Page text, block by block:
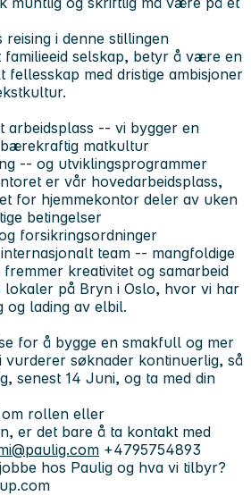
reising i denne stillingen
familieeid selskap, betyr å være en
fellesskap med dristige ambisjoner
arbeidsplass -- vi bygger en
matkultur
-- og utviklingsprogrammer
er vår hovedarbeidsplass,
for hjemmekontor deler av uken
betingelser
forsikringsordninger
team -- mangfoldige
kreativitet og samarbeid
lokaler på Bryn i Oslo, hvor vi har
og lading av elbil.
for å bygge en smakfull og mer
søknader kontinuerlig, så
senest 14 Juni, og ta med din
rollen eller
er det bare å ta kontakt med
+4795754893
hos Paulig og hva vi tilbyr?